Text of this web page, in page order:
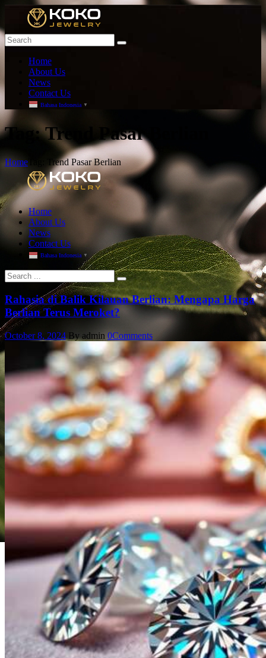
Home
About Us
News
Contact Us
Bahasa Indonesia ▼
T ag: Trend Pasar Berlian
Home Tag: Trend Pasar Berlian
Home
About Us
News
Contact Us
Bahasa Indonesia ▼
Rahasia di Balik Kilauan Berlian: Mengapa Harga
Berlian Terus Meroket?
October 8, 2024 By admin 0Comments